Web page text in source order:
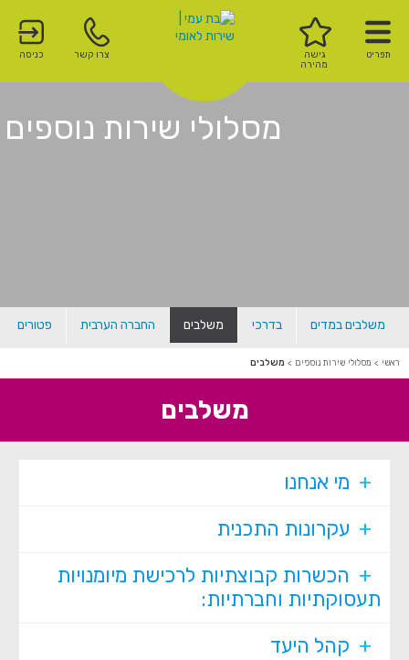
תפריט צרו קשר
גישה
מהירה
כניסה
מסלולי שירות נוספים
משלבים במדים בדרכי משלבים החברה הערבית פטורים
ראשי > מסלולי שירות נוספים > משלבים
משלבים
מי אנחנו
עקרונות התכנית
הכשרות קבוצתיות לרכישת מיומנויות
תעסוקתיות וחברתיות:
קהל היעד